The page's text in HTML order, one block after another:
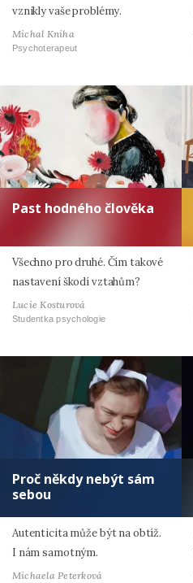
vznikly vaše problémy.
Michal Kniha
Psychoterapeut
Past hodného člověka
Všechno pro druhé. Čím takové
nastavení škodí vztahům?
Lucie Kosturová
Studentka psychologie
Proč někdy nebýt sám
sebou
Autenticita může být na obtíž.
I nám samotným.
Michaela Peterková